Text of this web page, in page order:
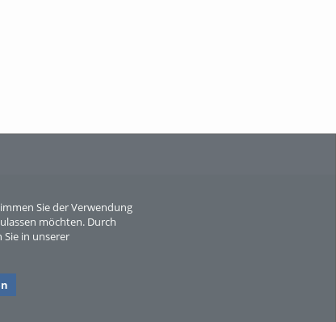
Sie der Verwendung
möchten. Durch
in unserer